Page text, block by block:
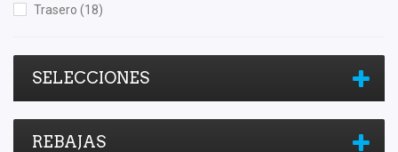
TMK(15)
Unicar(1)
Trasero (18)
SELECCIONES
REBAJAS